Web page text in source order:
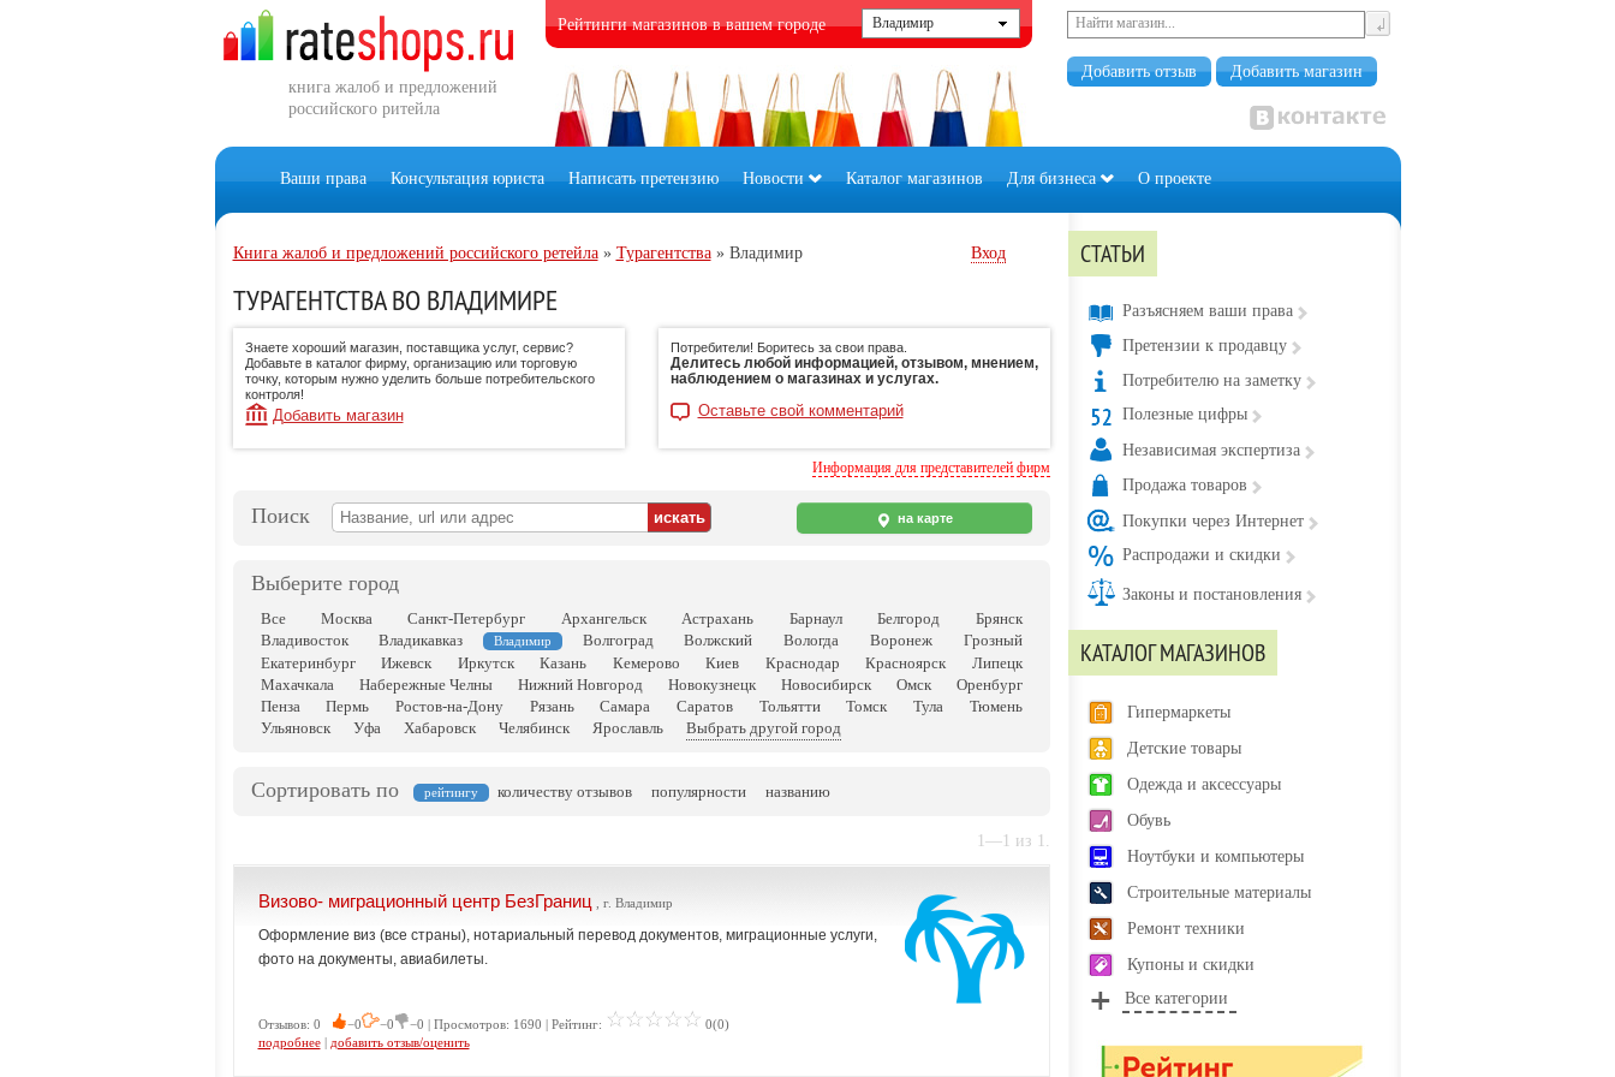
книга жалоб и предложений
российского ритейла
Рейтинги магазинов в вашем городе
Добавить отзыв Добавить магазин
Ваши права Консультация юриста Написать претензию Новости Каталог магазинов Для бизнеса О проекте
Книга жалоб и предложений российского ретейла» Турагентства» Владимир Вход
ТУРАГЕНТСТВА ВО ВЛАДИМИРЕ
Знаете хороший магазин, поставщика услуг, сервис?
Добавьте в каталог фирму, организацию или торговую
точку, которым нужно уделить больше потребительского
контроля!
Добавить магазин
Потребители! Боритесь за свои права.
Делитесь любой информацией, отзывом, мнением,
наблюдением о магазинах и услугах.
Оставьте свой комментарий
Информация для представителей фирм
Поиск на карте
Выберите город
Все Москва Санкт-Петербург Архангельск Астрахань Барнаул Белгород
Брянск
Владивосток
Владикавказ Владимир Волгоград Волжский Вологда Воронеж
Грозный
Екатеринбург
Ижевск Иркутск Казань Кемерово Киев Краснодар Красноярск
Липецк
Махачкала
Набережные Челны Нижний Новгород Новокузнецк Новосибирск Омск
Оренбург
Пенза
Пермь Ростов-на-Дону Рязань Самара Саратов Тольятти Томск Тула
Тюмень
Ульяновск
Уфа Хабаровск Челябинск Ярославль Выбрать другой город
Сортировать по рейтингу количеству отзывов популярности названию
1—1 из 1.
Визово- миграционный центр БезГраниц , г. Владимир
Оформление виз (все страны), нотариальный перевод документов, миграционные услуги,
фото на документы, авиабилеты.
Отзывов: 0 −0 −0 −0 | Просмотров: 1690 | Рейтинг:
0(0)
подробнее| добавить отзыв/оценить
СТАТЬИ
Разъясняем ваши права
Претензии к продавцу
Потребителю на заметку
Полезные цифры
Независимая экспертиза
Продажа товаров
Покупки через Интернет
Распродажи и скидки
Законы и постановления
КАТАЛОГ МАГАЗИНОВ
Гипермаркеты
Детские товары
Одежда и аксессуары
Обувь
Ноутбуки и компьютеры
Строительные материалы
Ремонт техники
Купоны и скидки
Все категории